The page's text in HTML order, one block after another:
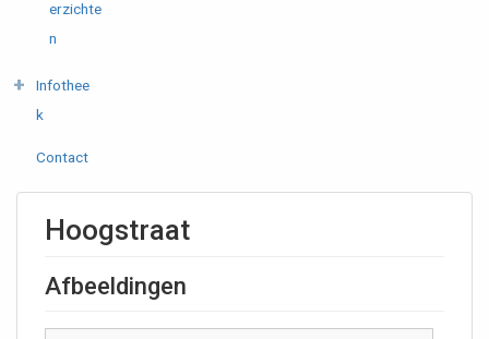
erzichte
n
Infothee
k
Contact
Hoogstraat
Afbeeldingen